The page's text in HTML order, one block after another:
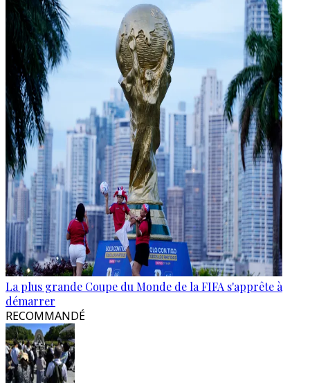
La plus grande Coupe du Monde de la FIFA s'apprête à
démarrer
RECOMMANDÉ